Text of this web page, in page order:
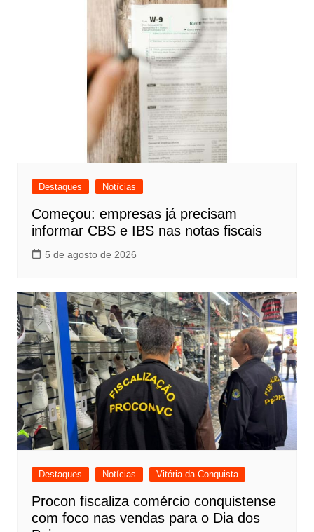
Destaques Notícias
Começou: empresas já precisam
informar CBS e IBS nas notas fiscais
5 de agosto de 2026
Destaques Notícias Vitória da Conquista
Procon fiscaliza comércio conquistense
com foco nas vendas para o Dia dos